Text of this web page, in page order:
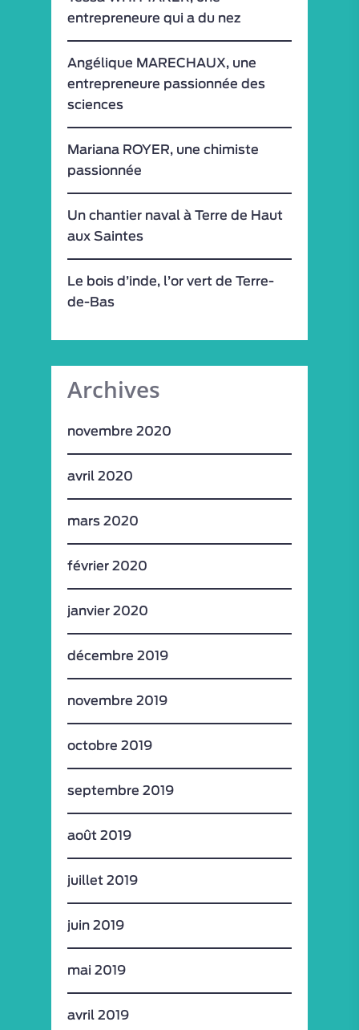
entrepreneure qui a du nez
Angélique MARECHAUX, une
entrepreneure passionnée des
sciences
Mariana ROYER, une chimiste
passionnée
Un chantier naval à Terre de Haut
aux Saintes
Le bois d’inde, l’or vert de Terre-
de-Bas
Archives
novembre 2020
avril 2020
mars 2020
février 2020
janvier 2020
décembre 2019
novembre 2019
octobre 2019
septembre 2019
août 2019
juillet 2019
juin 2019
mai 2019
avril 2019
EXPÉRIENCES
VISITES
ESPACE PRO
MON COMPTE